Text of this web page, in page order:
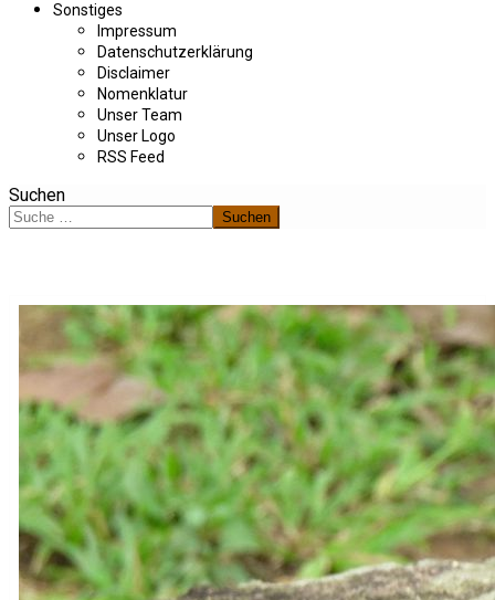
Sonstiges
Impressum
Datenschutzerklärung
Disclaimer
Nomenklatur
Unser Team
Unser Logo
RSS Feed
Suchen
Suchen